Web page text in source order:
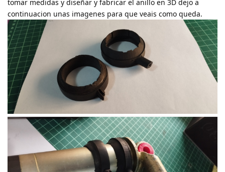
tomar medidas y diseñar y fabricar el anillo en 3D dejo a
continuacion unas imagenes para que veais como queda.